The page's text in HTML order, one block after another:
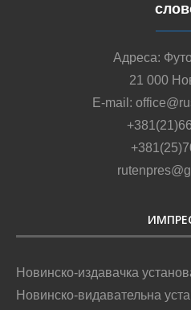
Адреса:
21 000
E-mail:
Новинско-издавачка
Новинско-видавательна